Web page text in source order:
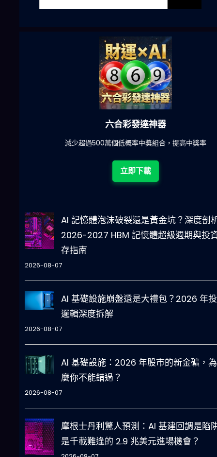
六合彩發達神器
減少超過500萬個低概率中獎組合，提高中獎率
立即下載
AI 記憶體泡沫破裂還是黃金坑？深度剖
2026-2027 HBM 記憶體超級週期與投
存指南
2026-08-07
AI 基礎設施崩盤還是大禮包？2026 年
邏輯深度拆解
2026-08-07
AI 基礎設施：2026 年股市的新金礦，
麼你不能錯過？
2026-08-07
摩根士丹利驚人預測：AI 基建回調是陷
是千載難逢的 2.9 兆美元進場機會？